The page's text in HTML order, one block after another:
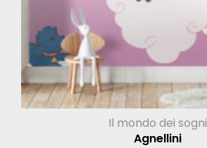
Il mondo dei sogni
Agnellini